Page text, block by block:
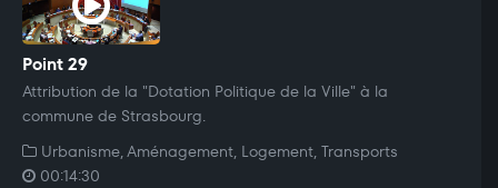
Point 29
Attribution de la "Dotation Politique de la Ville" à la
commune de Strasbourg.
Urbanisme, Aménagement, Logement, Transports
00:14:30